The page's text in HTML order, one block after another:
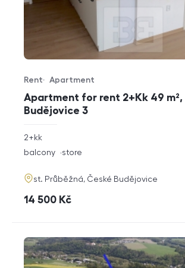
Apartment for rent 2+Kk 49 m²,
Budějovice 3
Offer type
Rent
Property type
Apartment
rozměry
disposition
2+kk
funkce
balcony store
adresa
st. Průběžná, České Budějovice
cena
14 500 Kč